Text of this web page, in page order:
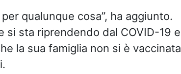
qualunque cosa”, ha aggiunto.
si sta riprendendo dal COVID-19 e
la sua famiglia non si è vaccinata